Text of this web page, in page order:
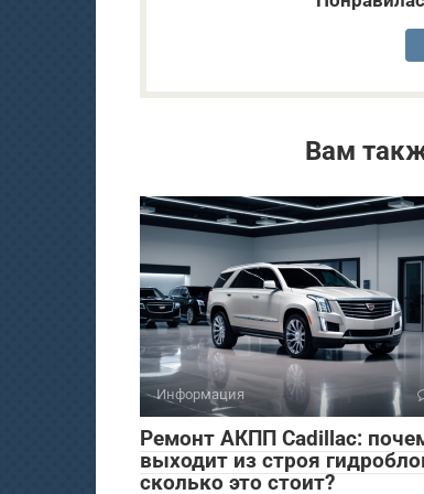
Вам
Информация
Ремонт АКПП Cadillac:
выходит из строя
сколько это стоит?